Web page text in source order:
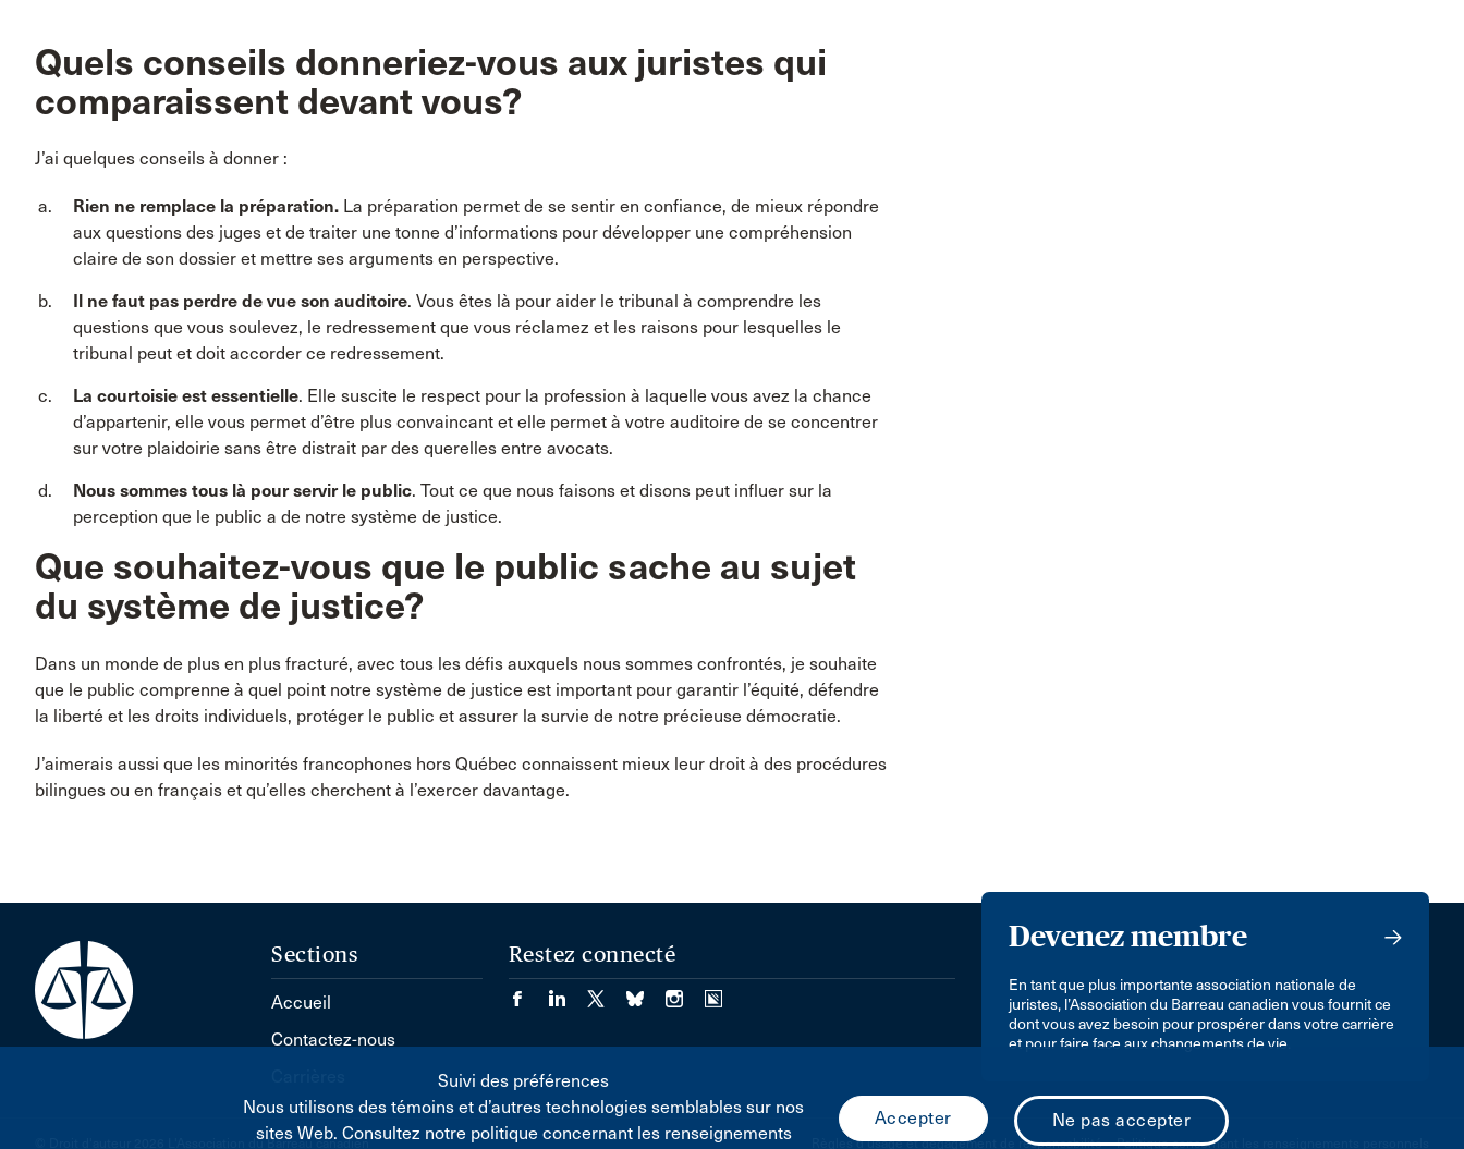
Quels conseils donneriez-vous aux juristes qui
comparaissent devant vous?
J’ai quelques conseils à donner :
Rien ne remplace la préparation. La préparation permet de se sentir en confiance, de mieux répondre
aux questions des juges et de traiter une tonne d’informations pour développer une compréhension
claire de son dossier et mettre ses arguments en perspective.
Il ne faut pas perdre de vue son auditoire. Vous êtes là pour aider le tribunal à comprendre les
questions que vous soulevez, le redressement que vous réclamez et les raisons pour lesquelles le
tribunal peut et doit accorder ce redressement.
La courtoisie est essentielle. Elle suscite le respect pour la profession à laquelle vous avez la chance
d’appartenir, elle vous permet d’être plus convaincant et elle permet à votre auditoire de se concentrer
sur votre plaidoirie sans être distrait par des querelles entre avocats.
Nous sommes tous là pour servir le public. Tout ce que nous faisons et disons peut influer sur la
perception que le public a de notre système de justice.
Que souhaitez-vous que le public sache au sujet
du système de justice?
Dans un monde de plus en plus fracturé, avec tous les défis auxquels nous sommes confrontés, je souhaite
que le public comprenne à quel point notre système de justice est important pour garantir l’équité, défendre
la liberté et les droits individuels, protéger le public et assurer la survie de notre précieuse démocratie.
J’aimerais aussi que les minorités francophones hors Québec connaissent mieux leur droit à des procédures
bilingues ou en français et qu’elles cherchent à l’exercer davantage.
Devenez membre
En tant que plus importante association nationale de
juristes, l’Association du Barreau canadien vous fournit ce
dont vous avez besoin pour prospérer dans votre carrière
et pour faire face aux changements de vie.
Sections
Accueil
Contactez-nous
Restez connecté
Règles d'usage et dégagement de responsabilité Politique concernant les renseignements personnels
© Droit d'auteur 2026 L'Association du Barreau canadien
Suivi des préférences
Nous utilisons des témoins et d’autres technologies semblables sur nos
sites Web. Consultez notre politique concernant les renseignements